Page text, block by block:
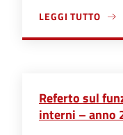
LEGGI TUTTO
A PROPOSITO DI
Referto sul
interni – anno